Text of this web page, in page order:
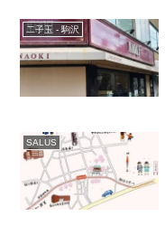
二子玉 - 駒沢
SALUS